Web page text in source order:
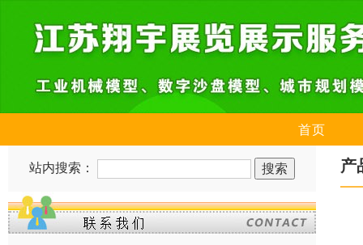
首页
站内搜索： 产